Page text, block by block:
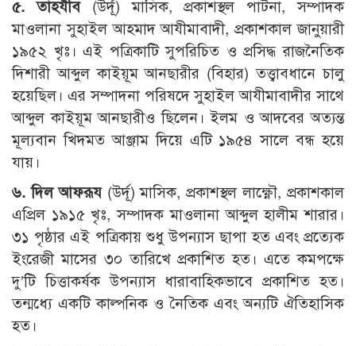
৫. তাহযীব(উর্দূ) মাসিক, প্রকাশস্থল পাটনা, সম্পাদক
মাওলানা সুহাইল আহমাদ আযীমাবাদী, প্রকাশকাল জানুয়ারী
১৯৫২ খৃঃ। এই পত্রিকাটি সুপরিচিত ও প্রসিদ্ধ রাজনৈতিক
দিশারী আব্দুল কাইয়ূম আনছারীর (বিহার) তত্ত্বাবধানে চালু
হয়েছিল। এর সম্পাদনা পরিষদে সুহাইল আযীমাবাদীর সাথে
আব্দুল কাইয়ূম আনছারীও ছিলেন। ইলম ও আদবের অত্যন্ত
মূল্যবান খিদমত আঞ্জাম দিয়ে এটি ১৯৫৪ সালে বন্ধ হয়ে
যায়।
৬. দিল আফরূয(উর্দূ) মাসিক, প্রকাশস্থল লাক্ষ্ণৌ, প্রকাশকাল
এপ্রিল ১৯১৫ খৃঃ, সম্পাদক মাওলানা আব্দুল হালীম শারার।
৩১ পৃষ্ঠার এই পত্রিকায় শুধু উপন্যাস ছাপা হত এবং প্রত্যেক
ইংরেজী মাসের ৩০ তারিখে প্রকাশিত হত। এতে কমপক্ষে
দু’টি চিত্তাকর্ষক উপন্যাস ধারাবাহিকভাবে প্রকাশিত হত।
তন্মধ্যে একটি কাল্পনিক ও নৈতিক এবং অন্যটি ঐতিহাসিক
হত।